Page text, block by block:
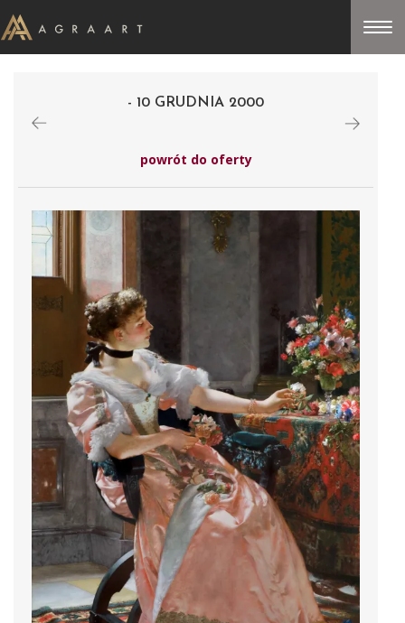
- 10 GRUDNIA 2000
powrót do oferty